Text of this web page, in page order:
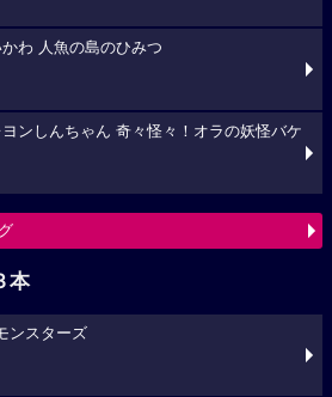
わ 人魚の島のひみつ
ンしんちゃん 奇々怪々！オラの妖怪バケ
本
ンスターズ